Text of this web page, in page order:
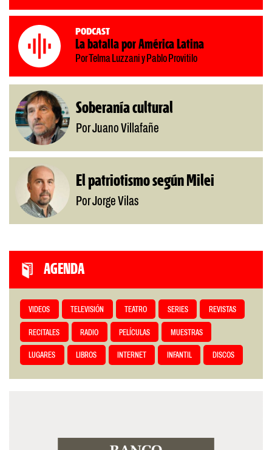
Podcast
La batalla por América Latina
Por Telma Luzzani y Pablo Provitilo
Soberanía cultural
Por Juano Villafañe
El patriotismo según Milei
Por Jorge Vilas
AGENDA
VIDEOS TELEVISIÓN TEATRO SERIES REVISTAS
RECITALES RADIO PELÍCULAS MUESTRAS
LUGARES LIBROS INTERNET INFANTIL DISCOS